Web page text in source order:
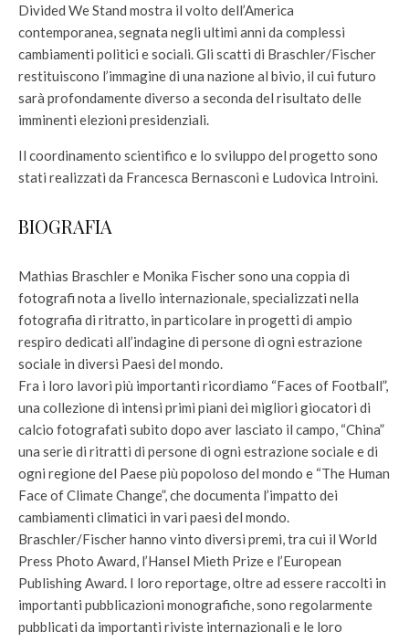
Divided We Stand mostra il volto dell’America
contemporanea, segnata negli ultimi anni da complessi
cambiamenti politici e sociali. Gli scatti di Braschler/Fischer
restituiscono l’immagine di una nazione al bivio, il cui futuro
sarà profondamente diverso a seconda del risultato delle
imminenti elezioni presidenziali.
Il coordinamento scientifico e lo sviluppo del progetto sono
stati realizzati da Francesca Bernasconi e Ludovica Introini.
BIOGRAFIA
Mathias Braschler e Monika Fischer sono una coppia di
fotografi nota a livello internazionale, specializzati nella
fotografia di ritratto, in particolare in progetti di ampio
respiro dedicati all’indagine di persone di ogni estrazione
sociale in diversi Paesi del mondo.
Fra i loro lavori più importanti ricordiamo “Faces of Football”,
una collezione di intensi primi piani dei migliori giocatori di
calcio fotografati subito dopo aver lasciato il campo, “China”
una serie di ritratti di persone di ogni estrazione sociale e di
ogni regione del Paese più popoloso del mondo e “The Human
Face of Climate Change”, che documenta l’impatto dei
cambiamenti climatici in vari paesi del mondo.
Braschler/Fischer hanno vinto diversi premi, tra cui il World
Press Photo Award, l’Hansel Mieth Prize e l’European
Publishing Award. I loro reportage, oltre ad essere raccolti in
importanti pubblicazioni monografiche, sono regolarmente
pubblicati da importanti riviste internazionali e le loro